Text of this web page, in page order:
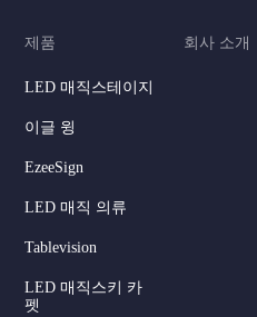
제품
LED 매직스테이지
이글 윙
EzeeSign
LED 매직 의류
Tablevision
LED 매직스키 카
펫
회사 소개